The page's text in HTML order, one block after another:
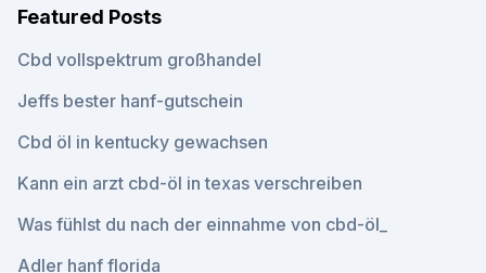
Featured Posts
Cbd vollspektrum großhandel
Jeffs bester hanf-gutschein
Cbd öl in kentucky gewachsen
Kann ein arzt cbd-öl in texas verschreiben
Was fühlst du nach der einnahme von cbd-öl_
Adler hanf florida